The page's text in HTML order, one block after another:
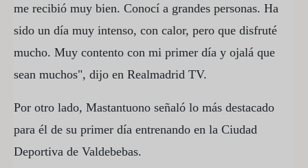
me recibió muy bien. Conocí a grandes personas. Ha
sido un día muy intenso, con calor, pero que disfruté
mucho. Muy contento con mi primer día y ojalá que
sean muchos", dijo en Realmadrid TV.
Por otro lado, Mastantuono señaló lo más destacado
para él de su primer día entrenando en la Ciudad
Deportiva de Valdebebas.